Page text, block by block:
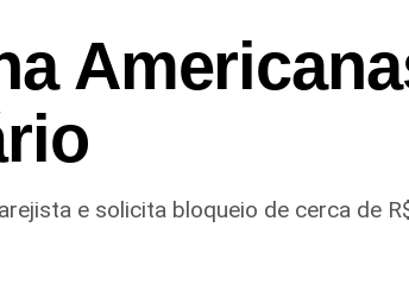
e solicita bloqueio de cerca de